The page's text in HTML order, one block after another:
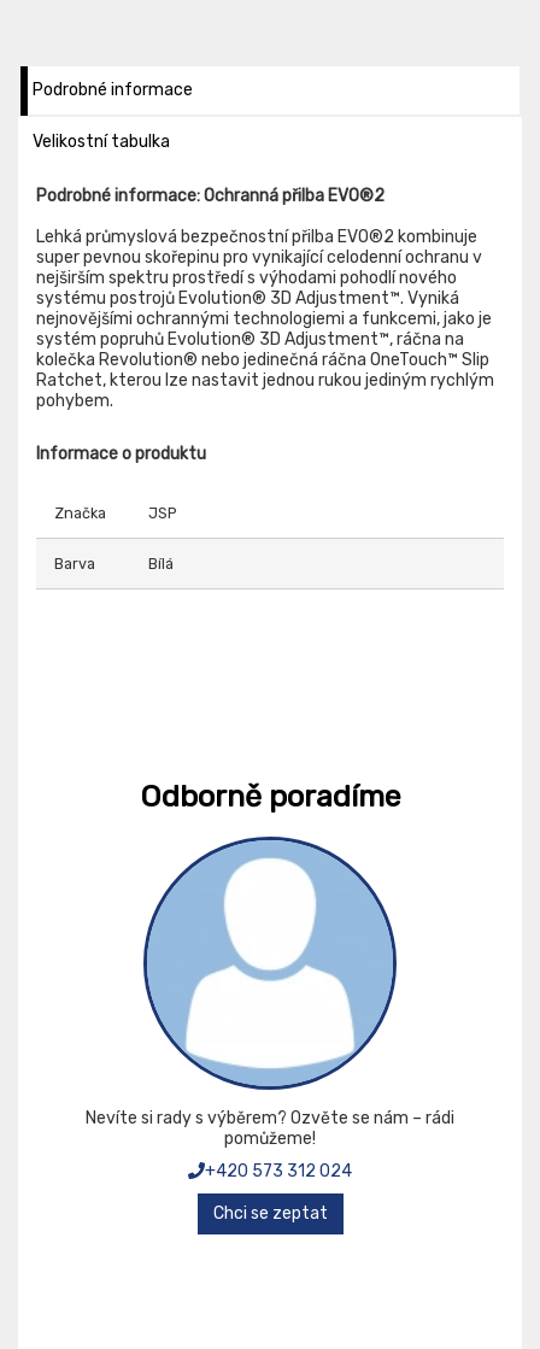
Podrobné informace
Velikostní tabulka
Podrobné informace: Ochranná přilba EVO®2
Lehká průmyslová bezpečnostní přilba EVO®2 kombinuje
super pevnou skořepinu pro vynikající celodenní ochranu v
nejširším spektru prostředí s výhodami pohodlí nového
systému postrojů Evolution® 3D Adjustment™. Vyniká
nejnovějšími ochrannými technologiemi a funkcemi, jako je
systém popruhů Evolution® 3D Adjustment™, ráčna na
kolečka Revolution® nebo jedinečná ráčna OneTouch™ Slip
Ratchet, kterou lze nastavit jednou rukou jediným rychlým
pohybem.
Informace o produktu
Značka JSP
Barva Bílá
Odborně poradíme
Nevíte si rady s výběrem? Ozvěte se nám – rádi
pomůžeme!
+420 573 312 024
Chci se zeptat